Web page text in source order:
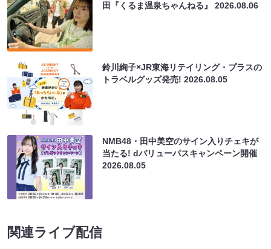
田『くるま温泉ちゃんねる』2026.08.06
鈴川絢子×JR東海リテイリング・プラスの
トラベルグッズ発売!2026.08.05
NMB48・田中美空のサイン入りチェキが
当たる! dバリューパスキャンペーン開催
2026.08.05
関連ライブ配信